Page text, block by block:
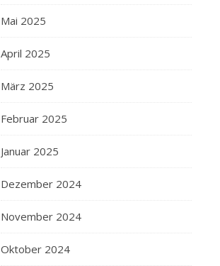
Mai 2025
April 2025
März 2025
Februar 2025
Januar 2025
Dezember 2024
November 2024
Oktober 2024